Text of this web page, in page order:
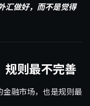
汇做好，而不是觉得
规则最不完善
金融市场，也是规则最